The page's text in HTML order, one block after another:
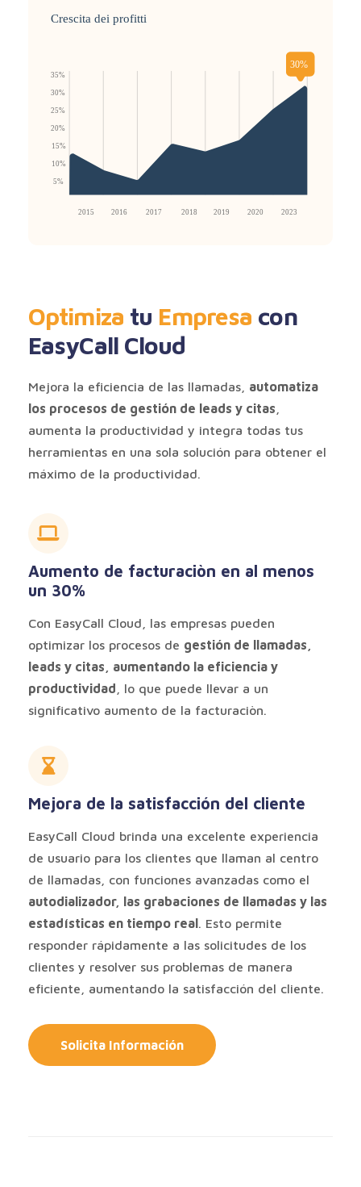
Optimiza tu Empresa con
EasyCall Cloud
Mejora la eficiencia de las llamadas, automatiza
los procesos de gestión de leads y citas
aumenta la productividad y integra todas tus
herramientas en una sola solución para obtener el
máximo de la productividad.
Aumento de facturaciòn en al menos
un 30%
Con EasyCall Cloud, las empresas pueden
optimizar los procesos de gestión de llamadas,
leads y citas, aumentando la eficiencia y
productividad , lo que puede llevar a un
significativo aumento de la facturaciòn.
Mejora de la satisfacción del cliente
EasyCall Cloud brinda una excelente experiencia
de usuario para los clientes que llaman al centro
de llamadas, con funciones avanzadas como el
autodializador, las grabaciones de llamadas y las
estadísticas en tiempo real. Esto permite
responder rápidamente a las solicitudes de los
clientes y resolver sus problemas de manera
eficiente, aumentando la satisfacción del cliente.
Solicita Información